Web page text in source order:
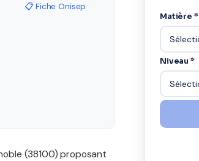
📋 Fiche Onisep
(38100) proposant
Matière *
Niveau *